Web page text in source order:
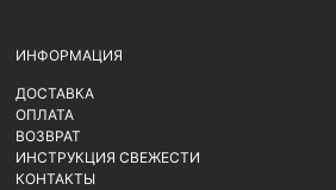
ИНФОРМАЦИЯ
ДОСТАВКА
ОПЛАТА
ВОЗВРАТ
ИНСТРУКЦИЯ СВЕЖЕСТИ
КОНТАКТЫ